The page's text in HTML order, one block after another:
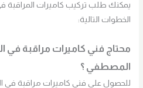
يمكنك طلب تركيب كاميرات المراقبة
الخطوات التالية:
محتاج فني كاميرات مراقبة في
المصطفي ؟
للحصول على فني كاميرات مراقبة في